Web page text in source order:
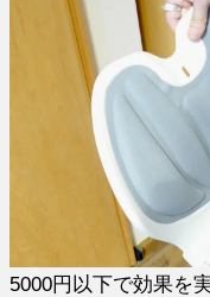
5000円以下で効果を